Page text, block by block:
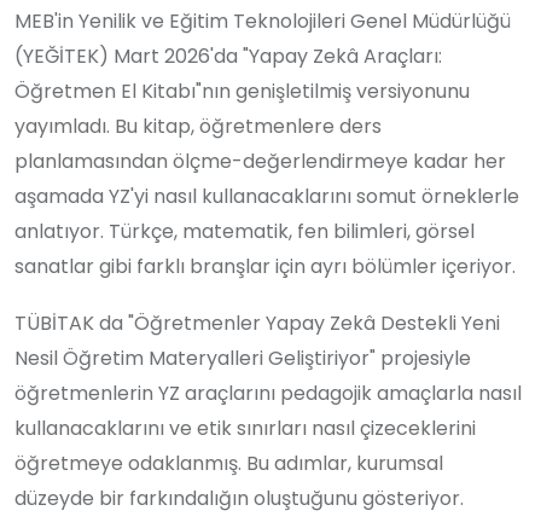
MEB'in Yenilik ve Eğitim Teknolojileri Genel Müdürlüğü
(YEĞİTEK) Mart 2026'da "Yapay Zekâ Araçları:
Öğretmen El Kitabı"nın genişletilmiş versiyonunu
yayımladı. Bu kitap, öğretmenlere ders
planlamasından ölçme-değerlendirmeye kadar her
aşamada YZ'yi nasıl kullanacaklarını somut örneklerle
anlatıyor. Türkçe, matematik, fen bilimleri, görsel
sanatlar gibi farklı branşlar için ayrı bölümler içeriyor.
TÜBİTAK da "Öğretmenler Yapay Zekâ Destekli Yeni
Nesil Öğretim Materyalleri Geliştiriyor" projesiyle
öğretmenlerin YZ araçlarını pedagojik amaçlarla nasıl
kullanacaklarını ve etik sınırları nasıl çizeceklerini
öğretmeye odaklanmış. Bu adımlar, kurumsal
düzeyde bir farkındalığın oluştuğunu gösteriyor.